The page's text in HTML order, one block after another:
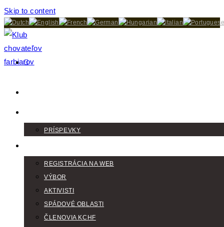
Skip to content
PRÍSPEVKY
REGISTRÁCIA NA WEB
VÝBOR
AKTIVISTI
SPÁDOVÉ OBLASTI
ČLENOVIA KCHF